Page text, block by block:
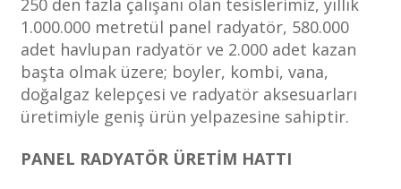
250 den fazla çalışanı olan tesislerimiz, yıllık
1.000.000 metretül panel radyatör, 580.000
adet havlupan radyatör ve 2.000 adet kazan
başta olmak üzere; boyler, kombi, vana,
doğalgaz kelepçesi ve radyatör aksesuarları
üretimiyle geniş ürün yelpazesine sahiptir.
PANEL RADYATÖR ÜRETİM HATTI